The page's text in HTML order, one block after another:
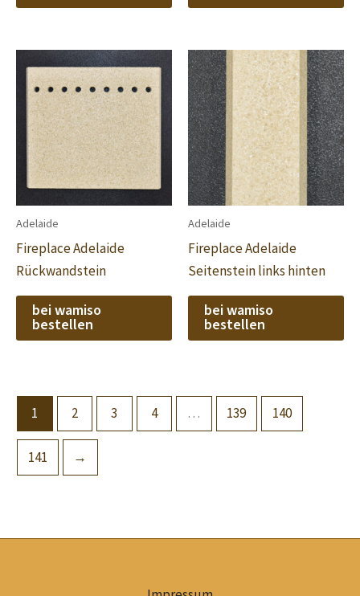
Adelaide
Fireplace Adelaide
Rückwandstein
bei wamiso
bestellen
Adelaide
Fireplace Adelaide
Seitenstein links hinten
bei wamiso
bestellen
1 2 3 4 … 139 140
141 →